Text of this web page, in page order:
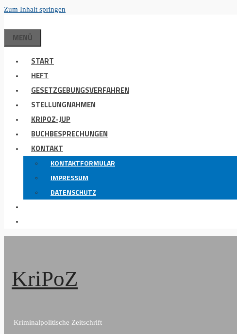
Zum Inhalt springen
MENÜ
START
HEFT
GESETZGEBUNGSVERFAHREN
STELLUNGNAHMEN
KRIPOZ-JUP
BUCHBESPRECHUNGEN
KONTAKT
KONTAKTFORMULAR
IMPRESSUM
DATENSCHUTZ
KriPoZ
Kriminalpolitische Zeitschrift